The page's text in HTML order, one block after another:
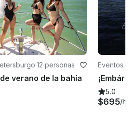
·12 personas
verano de la bahía
Eventos
5.0
$695/